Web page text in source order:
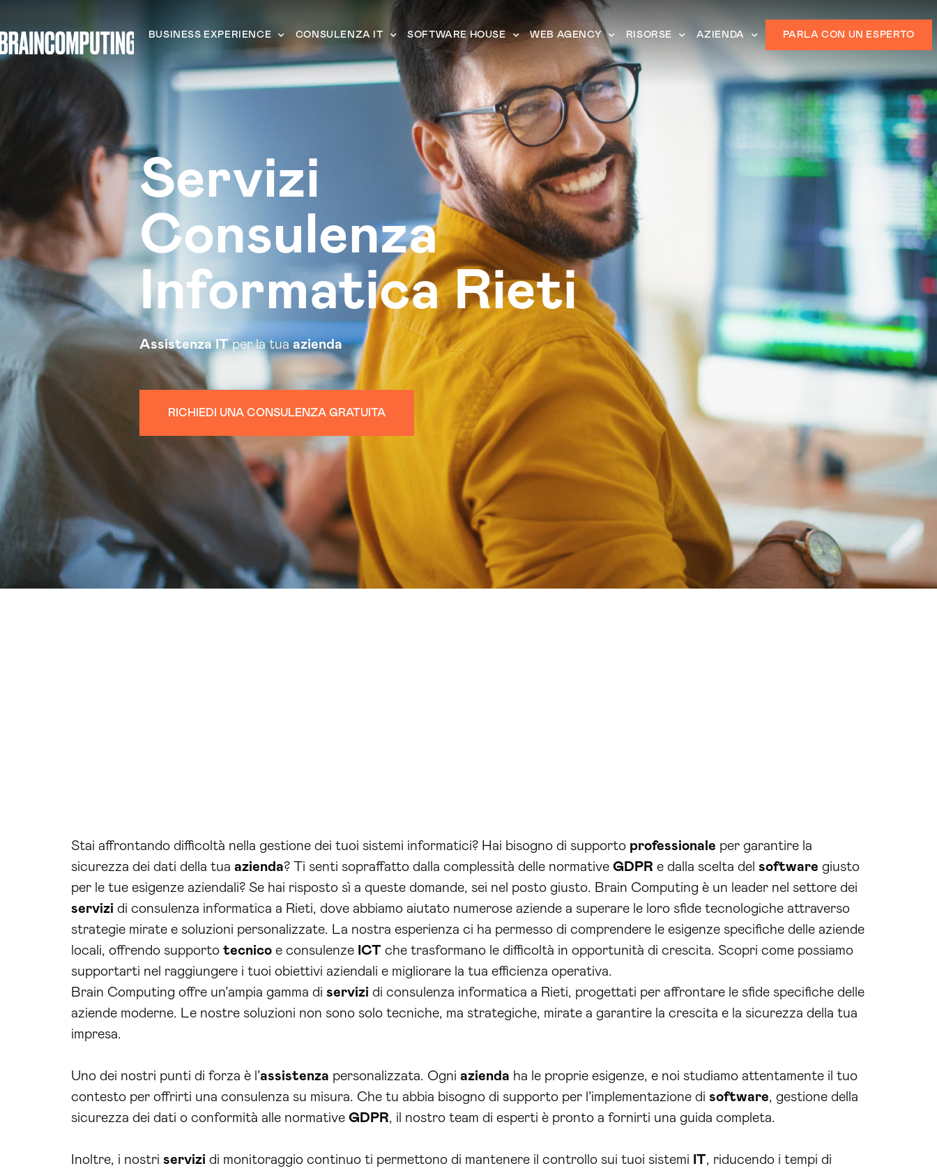
BUSINESS EXPERIENCE CONSULENZA IT SOFTWARE HOUSE WEB AGENCY RISORSE AZIENDA PARLA CON UN ESPERTO
Servizi
Consulenza
Informatica Rieti
Assistenza ITper la tuaazienda
RICHIEDI UNA CONSULENZA GRATUITA
Stai affrontando difficoltà nella gestione dei tuoi sistemi informatici? Hai bisogno di supporto professionale per garantire la
sicurezza dei dati della tua azienda? Ti senti sopraffatto dalla complessità delle normative GDPR e dalla scelta del software giusto
per le tue esigenze aziendali? Se hai risposto sì a queste domande, sei nel posto giusto. Brain Computing è un leader nel settore dei
servizi di consulenza informatica a Rieti, dove abbiamo aiutato numerose aziende a superare le loro sfide tecnologiche attraverso
strategie mirate e soluzioni personalizzate. La nostra esperienza ci ha permesso di comprendere le esigenze specifiche delle aziende
locali, offrendo supporto tecnico e consulenze ICT che trasformano le difficoltà in opportunità di crescita. Scopri come possiamo
supportarti nel raggiungere i tuoi obiettivi aziendali e migliorare la tua efficienza operativa.
Brain Computing offre un’ampia gamma di servizi di consulenza informatica a Rieti, progettati per affrontare le sfide specifiche delle
aziende moderne. Le nostre soluzioni non sono solo tecniche, ma strategiche, mirate a garantire la crescita e la sicurezza della tua
impresa.
Uno dei nostri punti di forza è l’assistenza personalizzata. Ogni azienda ha le proprie esigenze, e noi studiamo attentamente il tuo
contesto per offrirti una consulenza su misura. Che tu abbia bisogno di supporto per l’implementazione di software, gestione della
sicurezza dei dati o conformità alle normative GDPR, il nostro team di esperti è pronto a fornirti una guida completa.
Inoltre, i nostri servizi di monitoraggio continuo ti permettono di mantenere il controllo sui tuoi sistemi IT, riducendo i tempi di